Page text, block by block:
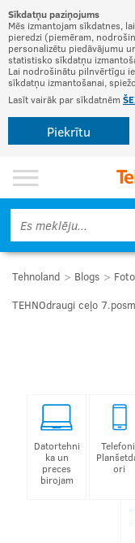
Sīkdatņu paziņojums
Mēs izmantojam sīkdatnes,
pieredzi (piemēram,
personalizētu piedāvājumu
statistisko sīkdatņu
Lai nodrošinātu pilnvērtīgu
sīkdatņu izmantošanai,
Lasīt vairāk par sīkdatnēm
Piekrītu
Tehnoland Blogs
TEHNOdraugi ceļo
Datortehni
ka un
preces
birojam
ori